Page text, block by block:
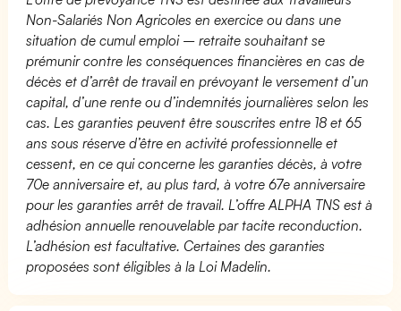
Non-Salariés Non Agricoles en exercice ou dans une
situation de cumul emploi – retraite souhaitant se
prémunir contre les conséquences financières en cas de
décès et d’arrêt de travail en prévoyant le versement d’un
capital, d’une rente ou d’indemnités journalières selon les
cas. Les garanties peuvent être souscrites entre 18 et 65
ans sous réserve d’être en activité professionnelle et
cessent, en ce qui concerne les garanties décès, à votre
70e anniversaire et, au plus tard, à votre 67e anniversaire
pour les garanties arrêt de travail. L’offre ALPHA TNS est à
adhésion annuelle renouvelable par tacite reconduction.
L’adhésion est facultative. Certaines des garanties
proposées sont éligibles à la Loi Madelin.